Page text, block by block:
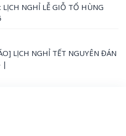
LỊCH NGHỈ LỄ GIỖ TỔ HÙNG
LỊCH NGHỈ TẾT NGUYÊN ĐÁN
|